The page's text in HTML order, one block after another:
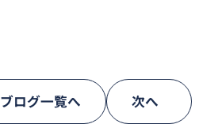
ブログ一覧へ 次へ